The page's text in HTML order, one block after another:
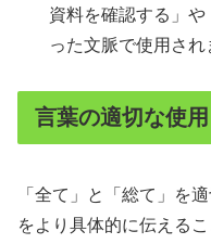
資料を確認する」
った文脈で使用され
言葉の適切な使用
「全て」と「総て」を
をより具体的に伝える